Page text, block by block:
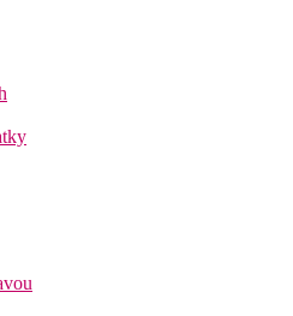
je uvedené inak, majú izby
umiestnené v menej výhodnej